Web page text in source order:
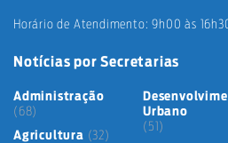
Horário de Atendimento: 9h00 às
Notícias por Secretarias
Administração
(68)
Agricultura (32)
Urbano
(51)